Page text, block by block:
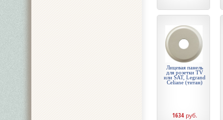
Лицевая панель
для розетки TV
или SAT, Legrand
Celiane (титан)
1634 руб.